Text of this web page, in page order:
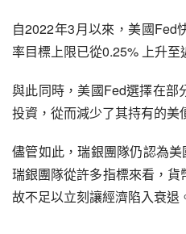
自2022年3月以來，美國Fed
率目標上限已從0.25% 上升至
與此同時，美國Fed選擇在部
投資，從而減少了其持有的美
儘管如此，瑞銀團隊仍認為
瑞銀團隊從許多指標來看，貨
故不足以立刻讓經濟陷入衰退